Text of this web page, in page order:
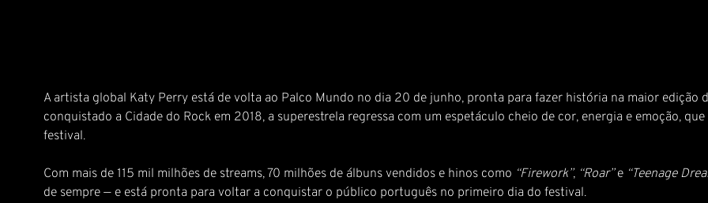
A artista global Katy Perry está de volta ao Palco Mundo no dia 20 de junho, pronta para fazer história na maior edição
conquistado a Cidade do Rock em 2018, a superestrela regressa com um espetáculo cheio de cor, energia e emoção,
festival.
Com mais de 115 mil milhões de streams, 70 milhões de álbuns vendidos e hinos como “Firework”, “Roar”e “Teenage
de sempre — e está pronta para voltar a conquistar o público português no primeiro dia do festival.